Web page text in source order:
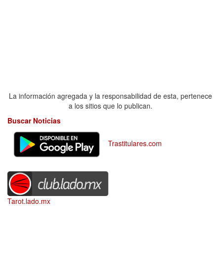
La información agregada y la responsabilidad de esta, pertenece
a los sitios que lo publican.
Buscar Noticias
Trastitulares.com
Tarot.lado.mx